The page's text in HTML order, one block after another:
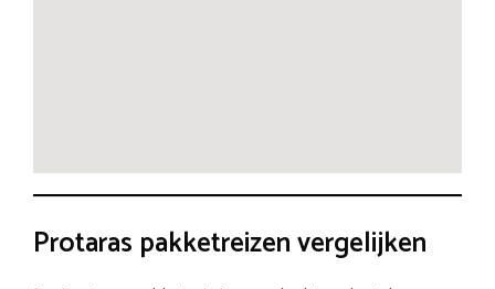
Protaras pakketreizen vergelijken